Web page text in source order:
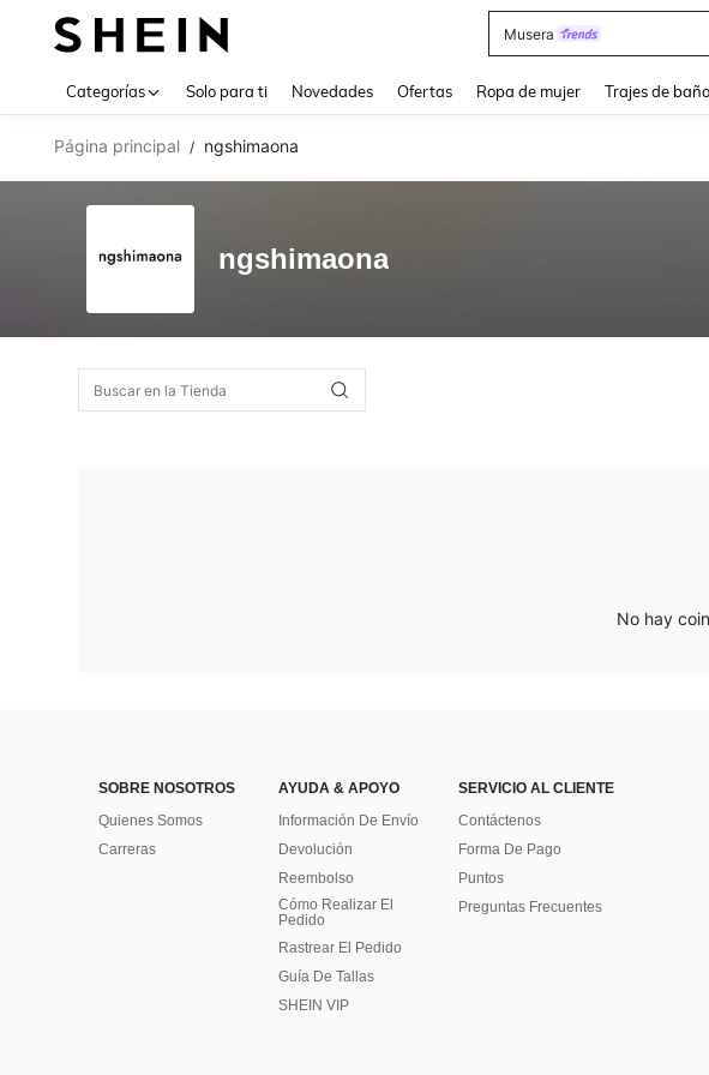
Musera
Categorías Solo para ti Novedades Ofertas Ropa de mujer Trajes de baño
Página principal / ngshimaona
ngshimaona
No hay
SOBRE NOSOTROS
Quienes Somos
Carreras
AYUDA & APOYO
Información De Envío
Devolución
Reembolso
Cómo Realizar El
Pedido
Rastrear El Pedido
Guía De Tallas
SHEIN VIP
SERVICIO AL CLIENTE
Contáctenos
Forma De Pago
Puntos
Preguntas Frecuentes